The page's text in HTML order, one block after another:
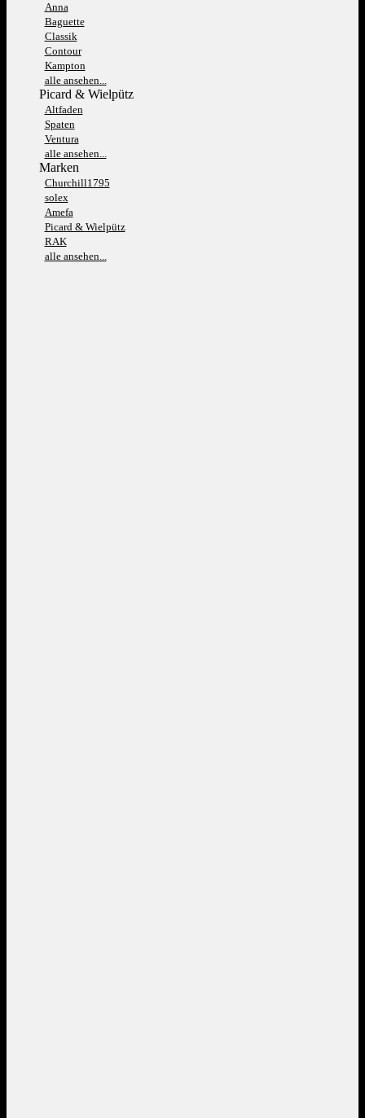
Anna
Baguette
Classik
Contour
Kampton
alle ansehen...
Picard & Wielpütz
Altfaden
Spaten
Ventura
alle ansehen...
Marken
Churchill1795
solex
Amefa
Picard & Wielpütz
RAK
alle ansehen...